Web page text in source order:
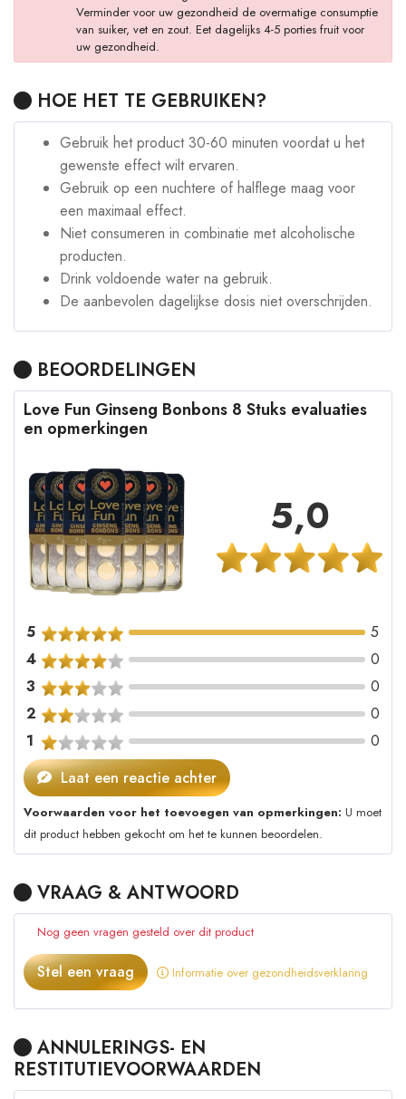
Verminder voor uw gezondheid de overmatige consumptie
van suiker, vet en zout. Eet dagelijks 4-5 porties fruit voor
uw gezondheid.
HOE HET TE GEBRUIKEN?
Gebruik het product 30-60 minuten voordat u het
gewenste effect wilt ervaren.
Gebruik op een nuchtere of halflege maag voor
een maximaal effect.
Niet consumeren in combinatie met alcoholische
producten.
Drink voldoende water na gebruik.
De aanbevolen dagelijkse dosis niet overschrijden.
BEOORDELINGEN
Love Fun Ginseng Bonbons 8 Stuks evaluaties
en opmerkingen
5,0
5
5
4
0
3
0
2
0
1
0
Laat een reactie achter
Voorwaarden voor het toevoegen van opmerkingen: U moet
dit product hebben gekocht om het te kunnen beoordelen.
VRAAG & ANTWOORD
Nog geen vragen gesteld over dit product
Stel een vraag Informatie over gezondheidsverklaring
ANNULERINGS- EN
RESTITUTIEVOORWAARDEN